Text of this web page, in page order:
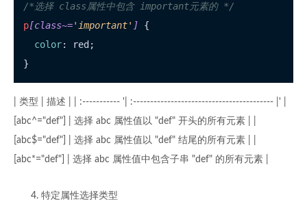
/*选择 class属性中包含 important元素的 */
p[class~='important' ] {
color: red;
| 类型 | 描述 | | :----------- '| :----------------------------------------- |' |
[abc^="def"] | 选择 abc 属性值以 "def" 开头的所有元素 | |
[abc$="def"] | 选择 abc 属性值以 "def" 结尾的所有元素 | |
[abc*="def"] | 选择 abc 属性值中包含子串 "def" 的所有元素 |
特定属性选择类型